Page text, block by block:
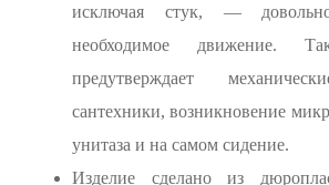
исключая стук, —
необходимое движение.
предутверждает
сантехники, возникновение
унитаза и на самом сидение.
Изделие сделано из